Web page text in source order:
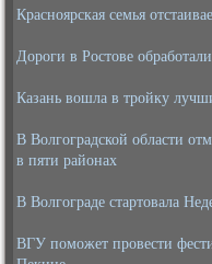
Красноярская семья
Дороги в Ростове
Казань вошла в тройку
В Волгоградской области
в пяти районах
В Волгограде стартовала
ВГУ поможет провести